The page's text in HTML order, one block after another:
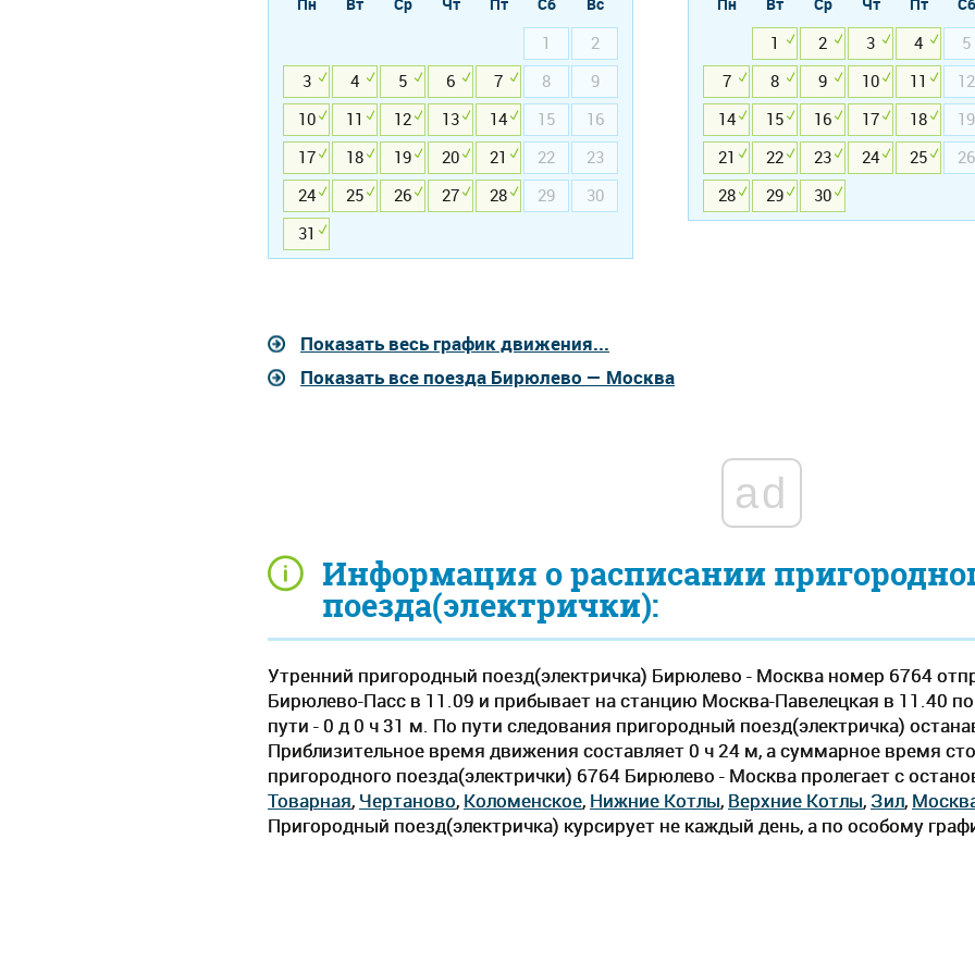
Информация о расписании
поезда(электрички):
Утренний пригородный поезд(электричка) Бирюлево - Москва номер 6764
Бирюлево-Пасс в 11.09 и прибывает на станцию Москва-Павелецкая в 11.40
пути - 0 д 0 ч 31 м. По пути следования пригородный поезд(электричка)
Приблизительное время движения составляет 0 ч 24 м, а суммарное время
пригородного поезда(электрички) 6764 Бирюлево - Москва пролегает c
Товарная, Чертаново, Коломенское, Нижние Котлы, Верхние Котлы, Зил,
Пригородный поезд(электричка) курсирует не каждый день, а по особому
1
2
3
4 5 6 7 8
9
10
11 12 13 14 15
16
17
18 19 20 21 22
23
24
25 26 27 28 29
30
31
1
2 3 4 5
7
8 9 10 11 12
14
15 16 17 18 19
21
22 23 24 25 26
28
29 30
Показать весь график движения...
Показать все поезда Бирюлево — Москва
ad